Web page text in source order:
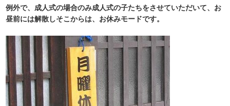
例外で、成人式の場合のみ成人式の子たちをさせていただいて、お
昼前には解散しそこからは、お休みモードです。